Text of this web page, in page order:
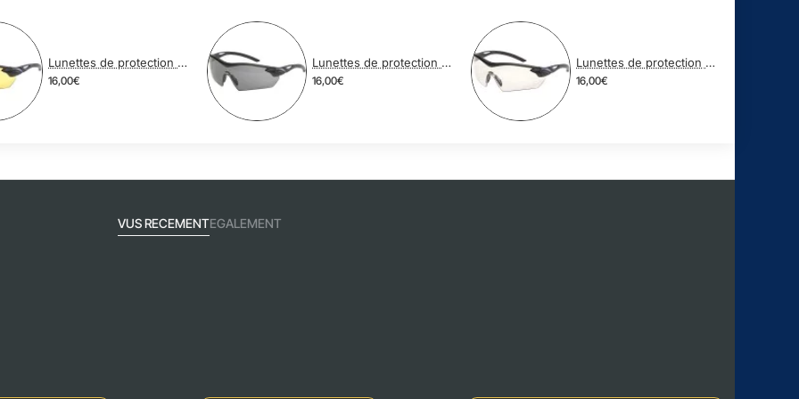
Lunettes de protection balistique RACERS AMBRE
16,00€
Lunettes de protection balistique RACERS FUME
16,00€
Lunettes de protection balistique RACERS TRANSPARENTE
16,00€
VUS RECEMENTEGALEMENT